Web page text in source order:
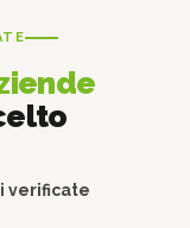
verificate